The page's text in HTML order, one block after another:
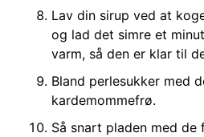
Lav din sirup ved at
og lad det simre et
varm, så den er klar til
Bland perlesukker med
kardemommefrø.
Så snart pladen med de